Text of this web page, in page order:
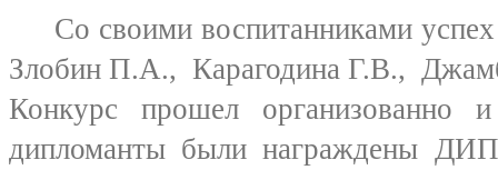
Со своими воспитанниками успех
Злобин П.А., Карагодина Г.В.,
Конкурс прошел организованно
дипломанты были награждены